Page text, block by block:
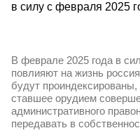
в силу с февраля 2025
В феврале 2025 года в
повлияют на жизнь
будут
ставшее орудием
административного
передавать в